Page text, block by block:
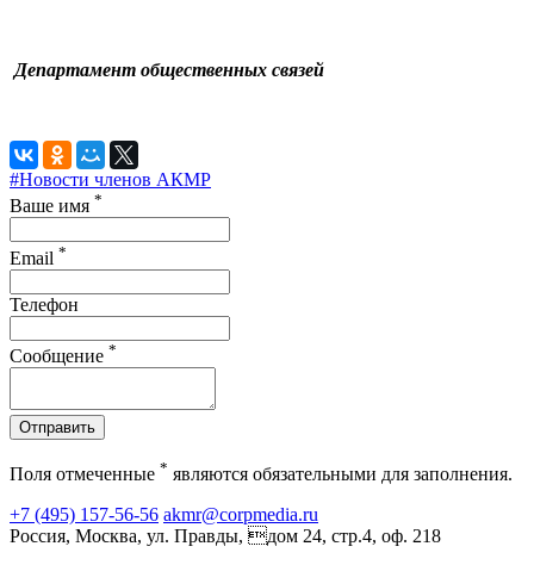
Департамент общественных связей
#Новости членов АКМР
Ваше имя *
Email *
Телефон
Сообщение *
Отправить
Поля отмеченные * являются обязательными для заполнения.
+7 (495) 157-56-56 akmr@corpmedia.ru
Россия, Москва, ул. Правды, дом 24, стр.4, оф. 218